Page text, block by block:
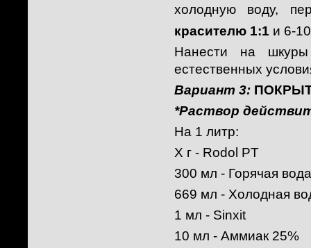
холодную воду,
красителю 1:1 и 6-
Нанести на
естественных
Вариант 3:
*Раствор
На 1 литр:
Х г - Rodol PT
300 мл - Горячая вода
669 мл - Холодная
1 мл - Sinxit
10 мл - Аммиак 25%